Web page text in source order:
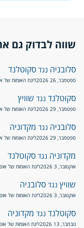
שווה לבדוק גם
סלובניה נגד סקוטלנד
ספטמבר, 26 2026 ליגת האומות של
סקוטלנד נגד שוויץ
ספטמבר, 29 2026 ליגת האומות של
סלובניה נגד מקדוניה
ספטמבר, 29 2026 ליגת האומות של
מקדוניה נגד סקוטלנד
אוקטובר, 3 2026 ליגת האומות של
שוויץ נגד סלובניה
אוקטובר, 3 2026 ליגת האומות של
סקוטלנד נגד מקדוניה
נובמבר, 13 2026 ליגת האומות של